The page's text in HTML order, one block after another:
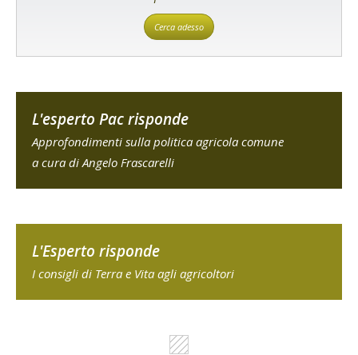
Cerca adesso
L'esperto Pac risponde
Approfondimenti sulla politica agricola comune
a cura di Angelo Frascarelli
L'Esperto risponde
I consigli di Terra e Vita agli agricoltori